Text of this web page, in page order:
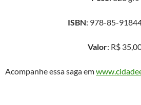
ISBN: 978-85-
Valor: R$
Acompanhe essa saga em